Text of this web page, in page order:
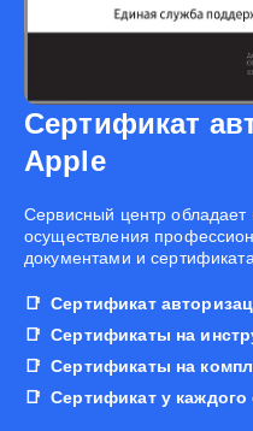
Сертификат
Apple
Cервисный центр
осуществления
документами и
Сертификат
Сертификаты на
Сертификаты на
Сертификат у